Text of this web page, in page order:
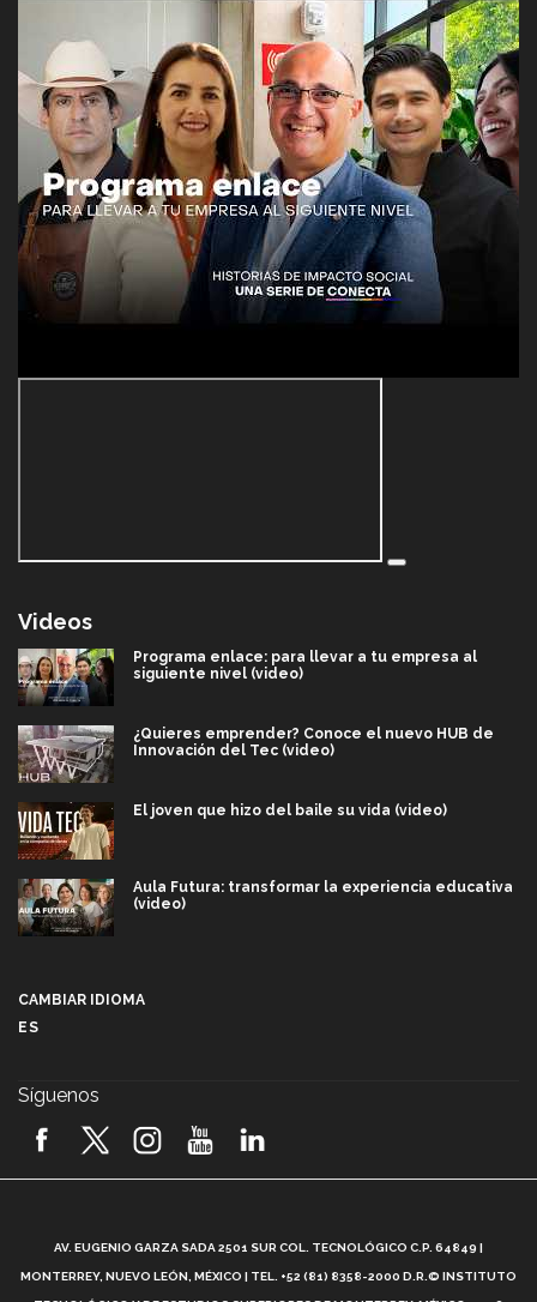
Videos
Programa enlace: para llevar a tu empresa al
siguiente nivel (video)
¿Quieres emprender? Conoce el nuevo HUB de
Innovación del Tec (video)
El joven que hizo del baile su vida (video)
Aula Futura: transformar la experiencia educativa
(video)
2026! (video)
¿Cómo es el Modelo Educativo Tec? (video)
CAMBIAR IDIOMA
ES
Síguenos
AV. EUGENIO GARZA SADA 2501 SUR COL. TECNOLÓGICO C.P. 64849 |
MONTERREY, NUEVO LEÓN, MÉXICO | TEL. +52 (81) 8358-2000 D.R.© INSTITUTO